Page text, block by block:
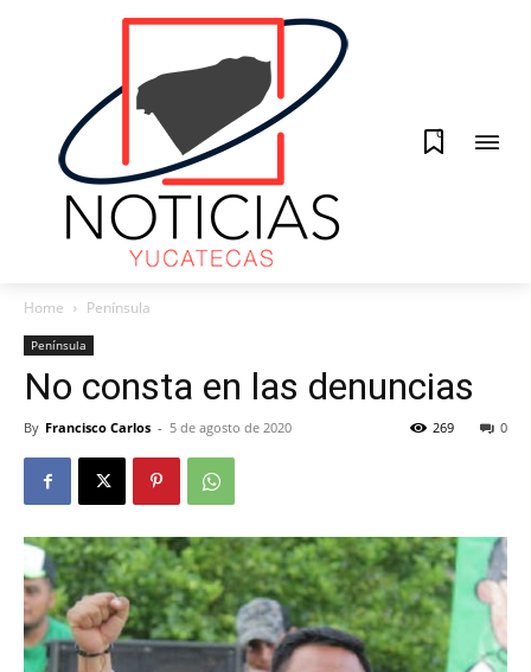
0
Home Península
Península
No consta en las denuncias
By Francisco Carlos - 5 de agosto de 2020 0
269